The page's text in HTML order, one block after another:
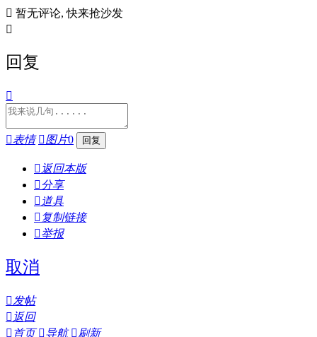
 暂无评论, 快来抢沙发

回复

表情 图片0
 返回本版
分享
 道具
 复制链接
举报
取消
发帖
 返回
 首页 导航 刷新